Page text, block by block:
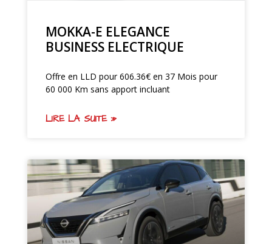
MOKKA-E ELEGANCE
BUSINESS ELECTRIQUE
Offre en LLD pour 606.36€ en 37 Mois pour
60 000 Km sans apport incluant
LIRE LA SUITE »